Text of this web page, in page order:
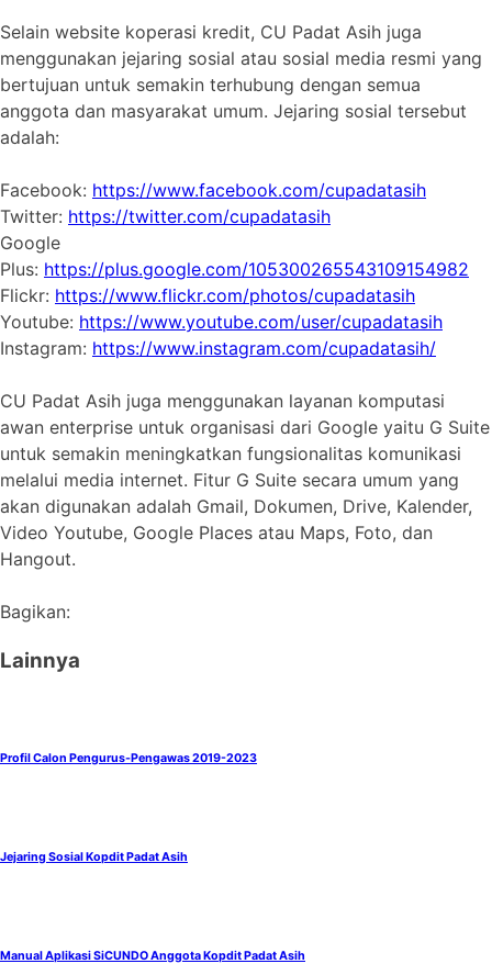
Selain website koperasi kredit, CU Padat Asih juga
menggunakan jejaring sosial atau sosial media resmi yang
bertujuan untuk semakin terhubung dengan semua
anggota dan masyarakat umum. Jejaring sosial tersebut
adalah:
Facebook: https://www.facebook.com/cupadatasih
Twitter: https://twitter.com/cupadatasih
Google
Plus: https://plus.google.com/105300265543109154982
Flickr: https://www.flickr.com/photos/cupadatasih
Youtube: https://www.youtube.com/user/cupadatasih
Instagram: https://www.instagram.com/cupadatasih/
CU Padat Asih juga menggunakan layanan komputasi
awan enterprise untuk organisasi dari Google yaitu G Suite
untuk semakin meningkatkan fungsionalitas komunikasi
melalui media internet. Fitur G Suite secara umum yang
akan digunakan adalah Gmail, Dokumen, Drive, Kalender,
Video Youtube, Google Places atau Maps, Foto, dan
Hangout.
Bagikan:
Lainnya
Profil Calon Pengurus-Pengawas 2019-2023
Jejaring Sosial Kopdit Padat Asih
Manual Aplikasi SiCUNDO Anggota Kopdit Padat Asih